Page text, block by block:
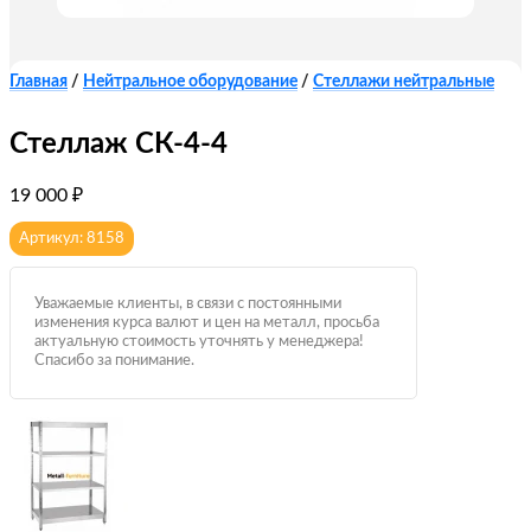
Главная / Нейтральное оборудование / Стеллажи нейтральные
Стеллаж СК-4-4
19 000 ₽
Артикул: 8158
Уважаемые клиенты, в связи с постоянными
изменения курса валют и цен на металл, просьба
актуальную стоимость уточнять у менеджера!
Спасибо за понимание.